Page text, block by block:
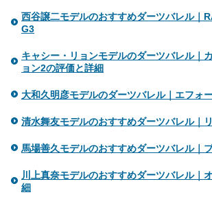
西谷譲二モデルのおすすめダーツバレル｜
G3
キャシー・リョンモデルのダーツバレル｜
ョン2の評価と詳細
大和久明彦モデルのダーツバレル｜エフォ
清水舞友モデルのおすすめダーツバレル｜
馬場善久モデルのおすすめダーツバレル｜
川上真奈モデルのおすすめダーツバレル｜
細